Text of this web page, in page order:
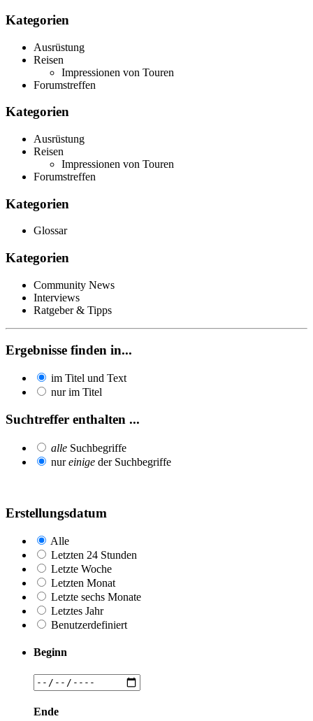
Kategorien
Ausrüstung
Reisen
Impressionen von Touren
Forumstreffen
Kategorien
Ausrüstung
Reisen
Impressionen von Touren
Forumstreffen
Kategorien
Glossar
Kategorien
Community News
Interviews
Ratgeber & Tipps
Ergebnisse finden in...
im Titel und Text
nur im Titel
Suchtreffer enthalten ...
alle Suchbegriffe
nureinige der Suchbegriffe
Erstellungsdatum
Alle
Letzten 24 Stunden
Letzte Woche
Letzten Monat
Letzte sechs Monate
Letztes Jahr
Benutzerdefiniert
Beginn
Ende